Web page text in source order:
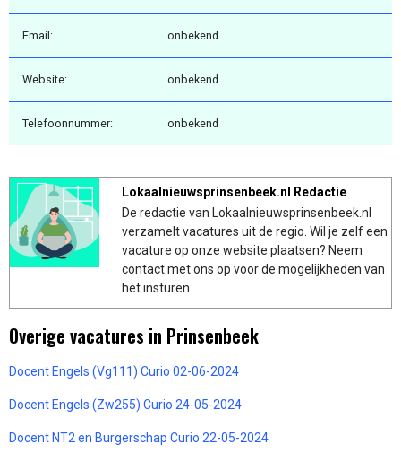
Email: onbekend
Website: onbekend
Telefoonnummer: onbekend
Lokaalnieuwsprinsenbeek.nl Redactie
De redactie van Lokaalnieuwsprinsenbeek.nl
verzamelt vacatures uit de regio. Wil je zelf een
vacature op onze website plaatsen? Neem
contact met ons op voor de mogelijkheden van
het insturen.
Overige vacatures in Prinsenbeek
Docent Engels (Vg111) Curio 02-06-2024
Docent Engels (Zw255) Curio 24-05-2024
Docent NT2 en Burgerschap Curio 22-05-2024